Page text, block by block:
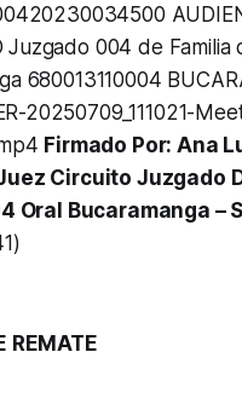
Juzgado 004 de Familia
680013110004
20250709_111021-
Firmado Por: Ana
Circuito Juzgado
Oral Bucaramanga –
REMATE